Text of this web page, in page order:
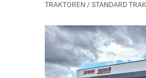
TRAKTOREN / STANDARD